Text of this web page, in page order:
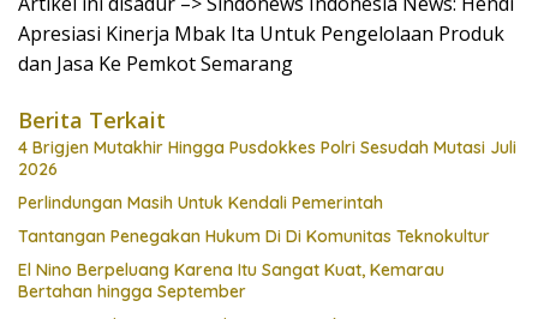
Apresiasi Kinerja Mbak Ita Untuk Pengelolaan Produk
dan Jasa Ke Pemkot Semarang
Berita Terkait
4 Brigjen Mutakhir Hingga Pusdokkes Polri Sesudah Mutasi Juli
2026
Perlindungan Masih Untuk Kendali Pemerintah
Tantangan Penegakan Hukum Di Di Komunitas Teknokultur
El Nino Berpeluang Karena Itu Sangat Kuat, Kemarau
Bertahan hingga September